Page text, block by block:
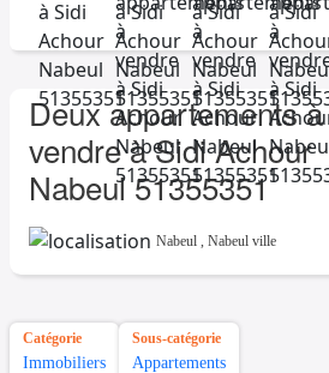
Deux appartements à
vendre à Sidi Achour
Nabeul 51355351
Nabeul , Nabeul ville
Catégorie
Immobiliers
Sous-catégorie
Appartements